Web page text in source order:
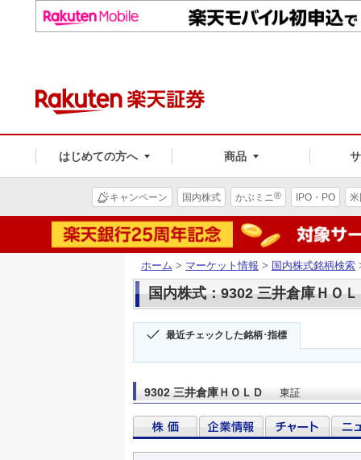
はじめての方へ 商品
キャンペーン 国内株式 かぶミニ® IPO・PO
ホーム > マーケット情報 > 国内株式銘柄検索
国内株式：9302 三井倉庫ＨＯ
最近チェックした銘柄･指標
9302 三井倉庫ＨＯＬＤ 東証